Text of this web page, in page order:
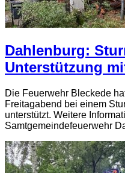
Dahlenburg:
Unterstützung
Die Feuerwehr Bleckede
Freitagabend bei einem
unterstützt. Weitere
Samtgemeindefeuerwehr